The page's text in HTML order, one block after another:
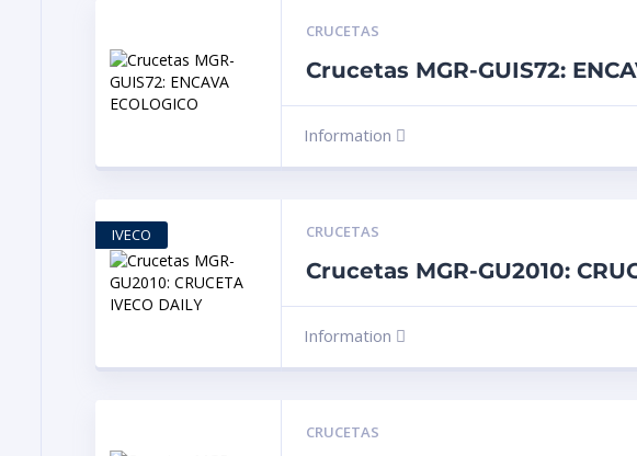
CRUCETAS
Crucetas MGR-GUIS72:
Information
CRUCETAS
Crucetas MGR-GU2010:
Information
IVECO
CRUCETAS